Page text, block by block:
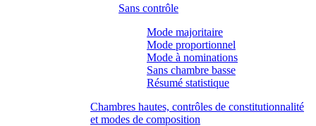
Sans contrôle
Mode majoritaire
Mode proportionnel
Mode à nominations
Sans chambre basse
Résumé statistique
Chambres hautes, contrôles de constitutionnalité
et modes de composition